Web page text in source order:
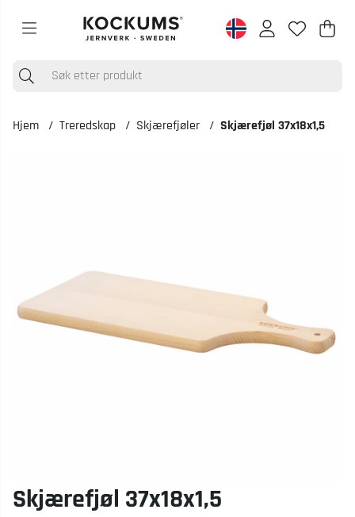
.
Hjem Treredskap Skjærefjøler Skjærefjøl 37x18x1,5
Skjærefjøl 37x18x1,5